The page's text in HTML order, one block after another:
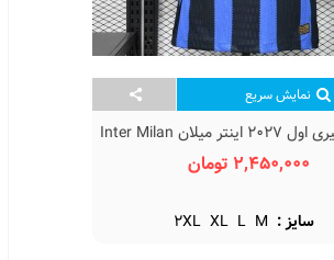
نمایش سریع
تیشرت پلیری اول 2027 اینتر میلان Inter Milan
Home Kit 2027
2,450,000 تومان
سایز : M
L
XL
2XL